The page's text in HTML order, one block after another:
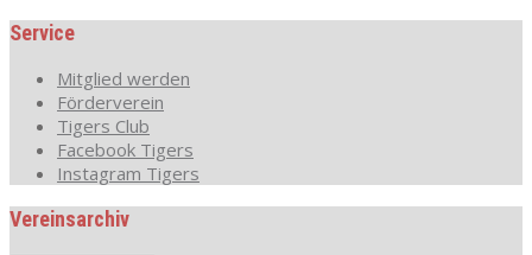
Service
Mitglied werden
Förderverein
Tigers Club
Facebook Tigers
Instagram Tigers
Vereinsarchiv